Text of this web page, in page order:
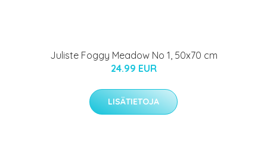
Juliste Foggy Meadow No 1, 50x70 cm
24.99 EUR
LISÄTIETOJA